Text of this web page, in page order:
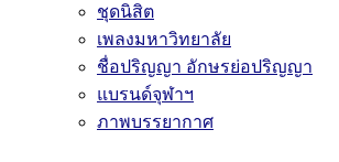
ชุดนิสิต
เพลงมหาวิทยาลัย
ชื่อปริญญา อักษรย่อปริญญา
แบรนด์จุฬาฯ
ภาพบรรยากาศ